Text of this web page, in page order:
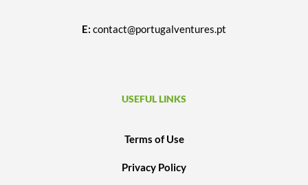
E: contact@portugalventures.pt
USEFUL LINKS
Terms of Use
Privacy Policy